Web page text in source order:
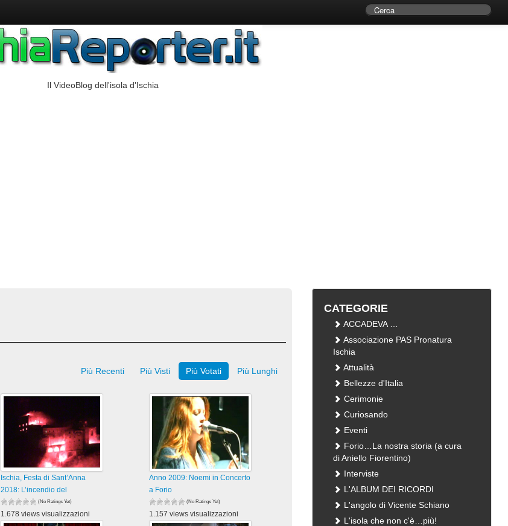
Il VideoBlog dell'isola d'Ischia
Più Recenti Più Visti Più Votati Più Lunghi
Ischia, Festa di Sant’Anna
2018: L’incendio del
(No Ratings Yet)
1.678 views visualizzazioni
Anno 2009: Noemi in Concerto
a Forio
(No Ratings Yet)
1.157 views visualizzazioni
CATEGORIE
ACCADEVA …
Associazione PAS Pronatura
Ischia
Attualità
Bellezze d'Italia
Cerimonie
Curiosando
Eventi
Forio…La nostra storia (a cura
di Aniello Fiorentino)
Interviste
L'ALBUM DEI RICORDI
L'angolo di Vicente Schiano
L'isola che non c'è…più!